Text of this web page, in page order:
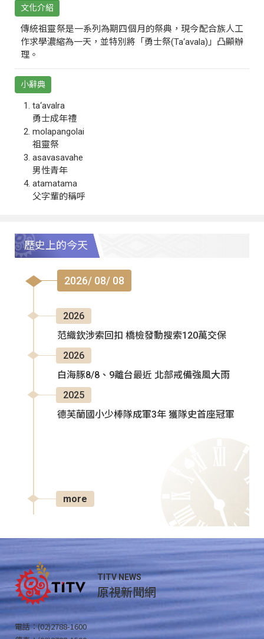
文化介紹
傳統祖靈祭是一系列為期四個月的祭典，現今配合族人工
作求學濃縮為一天，並特別將「勇士祭(Ta‘avala)」凸顯辦
理。
小辭典
ta‘avalra
勇士成年禮
molapangolai
祖靈祭
asavasavahe
男性青年
atamatama
父字輩的稱呼
歷史上的今天
2026/ 08/ 08
2026
范織欽涉索回扣 橋檢發動搜索120萬交保
2026
白海豚8/8、9離台最近 北部戒備強風大雨
2025
德芙蘭國小少棒隊成軍3年 獲隊史首座冠軍
more
TITV NEWS
原視新聞網
電話：(02)2788-1600